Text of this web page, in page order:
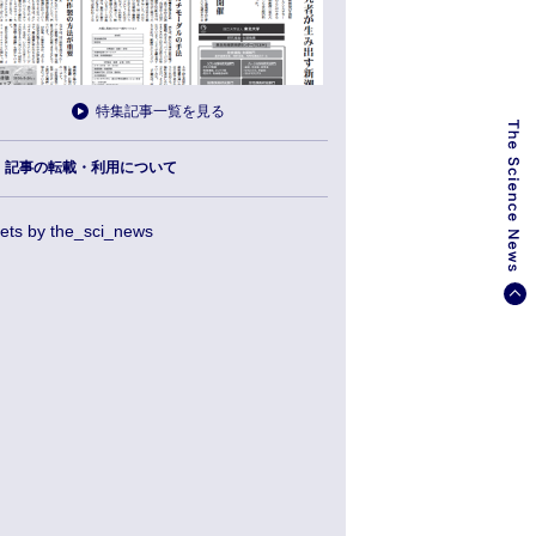
特集記事一覧を見る
記事の転載・利用について
by the_sci_news